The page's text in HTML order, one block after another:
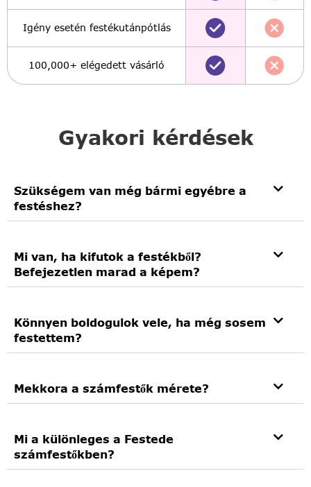
Gyakori kérdések
Szükségem van még bármi egyébre a
festéshez?
Mi van, ha kifutok a festékből?
Befejezetlen marad a képem?
Könnyen boldogulok vele, ha még sosem
festettem?
Mekkora a számfestők mérete?
Mi a különleges a Festede
számfestőkben?
Igény esetén festékutánpótlás
100,000+ elégedett vásárló